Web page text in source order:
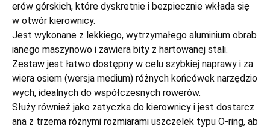
erów górskich, które dyskretnie i bezpiecznie wkłada się
w otwór kierownicy.
Jest wykonane z lekkiego, wytrzymałego aluminium obrab
ianego maszynowo i zawiera bity z hartowanej stali.
Zestaw jest łatwo dostępny w celu szybkiej naprawy i za
wiera osiem (wersja medium) różnych końcówek narzędzio
wych, idealnych do współczesnych rowerów.
Służy również jako zatyczka do kierownicy i jest dostarcz
ana z trzema różnymi rozmiarami uszczelek typu O-ring, ab